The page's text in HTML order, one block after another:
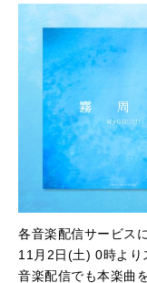
各音楽配信サービス
11月2日(土) 0時より
音楽配信でも本楽曲